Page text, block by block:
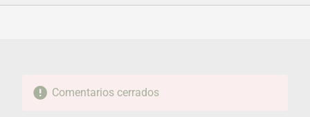
FACEBOOKTWITTERFLIPBOARD
E-
WHATSAPP
Comentarios cerrados